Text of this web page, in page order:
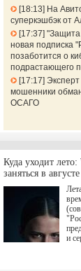
18:13
На
суперкэшбэк от
17:37
новая подписка
позаботится о
подрастающего
17:17 Эксперт
мошенники
ОСАГО
Куда уходит
заняться в августе
и